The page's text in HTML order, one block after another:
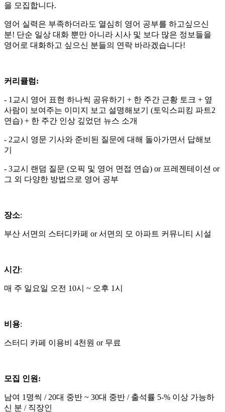
을 모집합니다.
영어 실력은 부족하더라도 열심히 영어 공부를 하고싶으신
분! 단순 일상 대화 뿐만 아니라 시사 및 보다 많은 정보들을
영어로 대화하고 싶으신 분들의 연락 바라겠습니다!
커리큘럼:
- 1교시 영어 표현 하나씩 공유하기 + 한 주간 근황 토크 + 옆
사람이 보여주는 이미지 보고 설명해보기 (토익스피킹 파트2
연습) + 한 주간 인상 깊었던 뉴스 소개
- 2교시 영문 기사와 준비된 질문에 대해 돌아가면서 답해보
기
- 3교시 랜덤 질문 (오픽 및 영어 면접 연습) or 프레젠테이션 or
그 외 다양한 방법으로 영어 공부
장소:
부산 서면의 스터디카페 or 서면의 모 아파트 커뮤니티 시설
시간:
매 주 일요일 오전 10시 ~ 오후 1시
비용:
스터디 카페 이용비 4천원 or 무료
모집 인원:
남여 1명씩 / 20대 중반 ~ 30대 중반 / 출석률 5-% 이상 가능하
신 분 / 직장인